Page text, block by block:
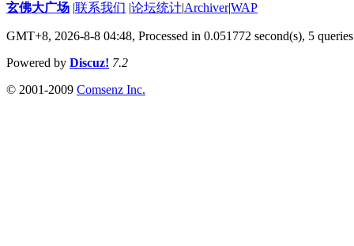
玄佛大广场 |联系我们 |论坛统计|Archiver|WAP
GMT+8, 2026-8-8 04:48, Processed in 0.051772 second(s), 5 queries
Powered by Discuz! 7.2
© 2001-2009 Comsenz Inc.